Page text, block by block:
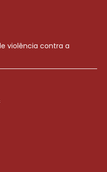
violência contra a